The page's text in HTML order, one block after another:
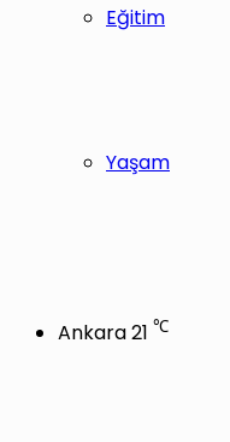
Eğitim
Yaşam
Ankara21 ℃